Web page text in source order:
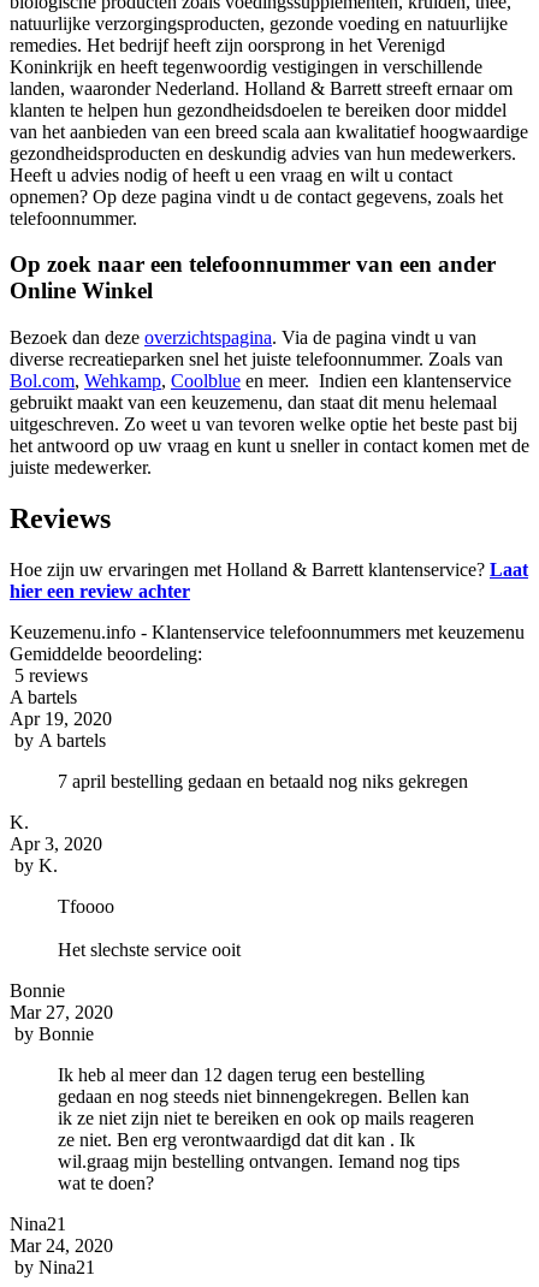
natuurlijke verzorgingsproducten, gezonde voeding en natuurlijke
remedies. Het bedrijf heeft zijn oorsprong in het Verenigd
Koninkrijk en heeft tegenwoordig vestigingen in verschillende
landen, waaronder Nederland. Holland & Barrett streeft ernaar om
klanten te helpen hun gezondheidsdoelen te bereiken door middel
van het aanbieden van een breed scala aan kwalitatief hoogwaardige
gezondheidsproducten en deskundig advies van hun medewerkers.
Heeft u advies nodig of heeft u een vraag en wilt u contact
opnemen? Op deze pagina vindt u de contact gegevens, zoals het
telefoonnummer.
Op zoek naar een telefoonnummer van een ander
Online Winkel
Bezoek dan deze overzichtspagina. Via de pagina vindt u van
diverse recreatieparken snel het juiste telefoonnummer. Zoals van
Bol.com, Wehkamp, Coolblue en meer. Indien een klantenservice
gebruikt maakt van een keuzemenu, dan staat dit menu helemaal
uitgeschreven. Zo weet u van tevoren welke optie het beste past bij
het antwoord op uw vraag en kunt u sneller in contact komen met de
juiste medewerker.
Reviews
Hoe zijn uw ervaringen met Holland & Barrett klantenservice? Laat
hier een review achter
Keuzemenu.info - Klantenservice telefoonnummers met keuzemenu
Gemiddelde beoordeling:
5 reviews
A bartels
Apr 19, 2020
by A bartels
7 april bestelling gedaan en betaald nog niks gekregen
K.
Apr 3, 2020
by K.
Tfoooo
Het slechste service ooit
Bonnie
Mar 27, 2020
by Bonnie
Ik heb al meer dan 12 dagen terug een bestelling
gedaan en nog steeds niet binnengekregen. Bellen kan
ik ze niet zijn niet te bereiken en ook op mails reageren
ze niet. Ben erg verontwaardigd dat dit kan . Ik
wil.graag mijn bestelling ontvangen. Iemand nog tips
wat te doen?
Nina21
Mar 24, 2020
by Nina21